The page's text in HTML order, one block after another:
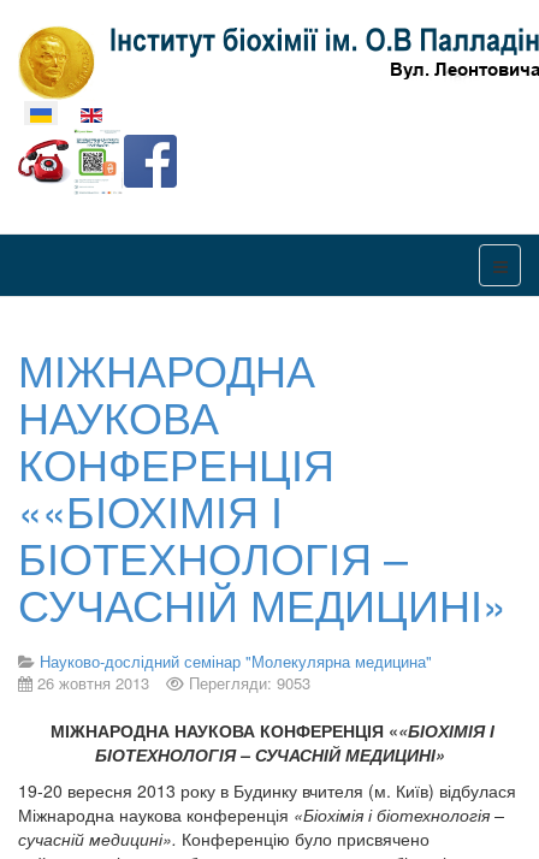
Оберіть свою мову
МІЖНАРОДНА
НАУКОВА
КОНФЕРЕНЦІЯ
««БІОХІМІЯ І
БІОТЕХНОЛОГІЯ –
СУЧАСНІЙ МЕДИЦИНІ»
Науково-дослідний семінар "Молекулярна медицина"
26 жовтня 2013
Перегляди: 9053
МІЖНАРОДНА НАУКОВА КОНФЕРЕНЦІЯ ««БІОХІМІЯ І
БІОТЕХНОЛОГІЯ – СУЧАСНІЙ МЕДИЦИНІ»
19-20 вересня 2013 року в Будинку вчителя (м. Київ) відбулася
Міжнародна наукова конференція «Біохімія і біотехнологія –
сучасній медицині». Конференцію було присвячено